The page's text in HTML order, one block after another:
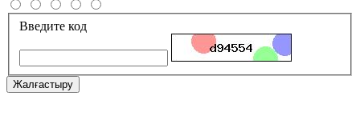
Введите код
Жалғастыру